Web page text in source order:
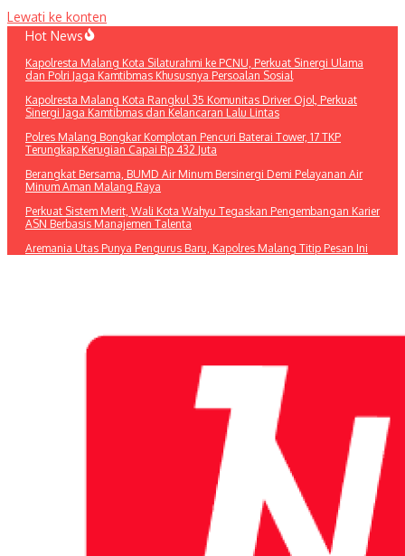
Lewati ke konten
Hot News
Kapolresta Malang Kota Silaturahmi ke PCNU, Perkuat Sinergi Ulama
dan Polri Jaga Kamtibmas Khususnya Persoalan Sosial
Kapolresta Malang Kota Rangkul 35 Komunitas Driver Ojol, Perkuat
Sinergi Jaga Kamtibmas dan Kelancaran Lalu Lintas
Polres Malang Bongkar Komplotan Pencuri Baterai Tower, 17 TKP
Terungkap Kerugian Capai Rp 432 Juta
Berangkat Bersama, BUMD Air Minum Bersinergi Demi Pelayanan Air
Minum Aman Malang Raya
Perkuat Sistem Merit, Wali Kota Wahyu Tegaskan Pengembangan Karier
ASN Berbasis Manajemen Talenta
Aremania Utas Punya Pengurus Baru, Kapolres Malang Titip Pesan Ini